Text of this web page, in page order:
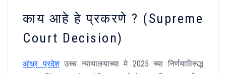
काय आहे हे प्रकरणे ? (Supreme
Court Decision)
आंध्र प्रदेशउच्च न्यायालयाच्या मे 2025 च्या निर्णयाविरूद्ध